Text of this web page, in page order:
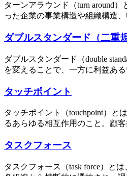
ターンアラウンド（turn around
った企業の事業構造や組織構造
ダブルスタンダード（二重
ダブルスタンダード（double
を変えることで、一方に利益あ
タッチポイント
タッチポイント（touchpoint）と
るあらゆる相互作用のこと。顧
タスクフォース
タスクフォース（task force）と